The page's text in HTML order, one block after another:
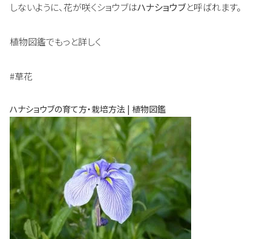
しないように、花が咲くショウブはハナショウブと呼ばれます。
植物図鑑でもっと詳しく
#草花
ハナショウブの育て方・栽培方法 | 植物図鑑